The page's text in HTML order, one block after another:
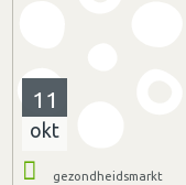
11
okt
gezondheidsmarkt